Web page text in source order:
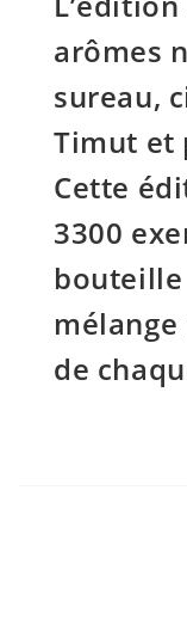
arômes
sureau,
Timut et
Cette
3300
de